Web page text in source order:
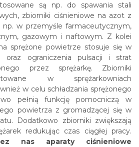
są np. do spawania stali
zbiorniki ciśnieniowe na azot z
np. w przemyśle farmaceutycznym,
gazowym i naftowym. Z kolei
sprężone powietrze stosuje się w
oraz ograniczenia pulsacji i strat
przez sprężarkę. Zbiorniki
w sprężarkowniach
w celu schładzania sprężonego
pełnią funkcję pomocniczą w
powietrza z gromadzącej się w
Dodatkowo zbiorniki zwiększają
redukując czas ciągłej pracy.
nas aparaty ciśnieniowe